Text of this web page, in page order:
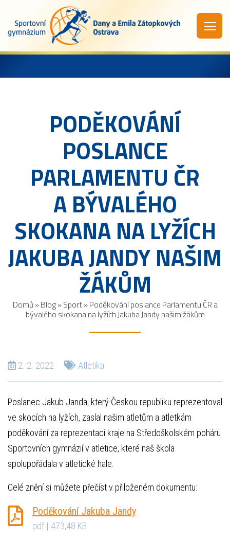
PODĚKOVÁNÍ
POSLANCE
PARLAMENTU ČR
A BÝVALÉHO
SKOKANA NA LYŽÍCH
JAKUBA JANDY NAŠIM
ŽÁKŮM
Domů »Blog»Sport»Poděkování poslance Parlamentu ČR a
bývalého skokana na lyžích Jakuba Jandy našim žákům
2. 2. 2022 Atletika
Poslanec Jakub Janda, který Českou republiku reprezentoval
ve skocích na lyžích, zaslal našim atletům a atletkám
poděkování za reprezentaci kraje na Středoškolském poháru
Sportovních gymnázií v atletice, které naš škola
spolupořádala v atletické hale.
Celé znění si můžete přečíst v přiloženém dokumentu:
Poděkování Jakuba Jandy
pdf | 473,48 KB